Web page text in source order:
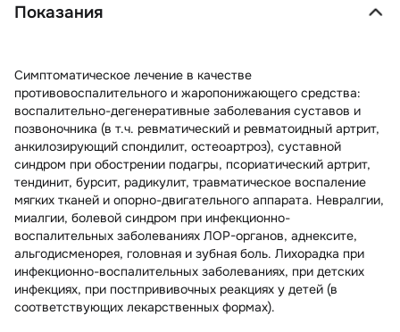
Показания
Симптоматическое лечение в качестве
противовоспалительного и жаропонижающего средства:
воспалительно-дегенеративные заболевания суставов и
позвоночника (в т.ч. ревматический и ревматоидный артрит,
анкилозирующий спондилит, остеоартроз), суставной
синдром при обострении подагры, псориатический артрит,
тендинит, бурсит, радикулит, травматическое воспаление
мягких тканей и опорно-двигательного аппарата. Невралгии,
миалгии, болевой синдром при инфекционно-
воспалительных заболеваниях ЛОР-органов, аднексите,
альгодисменорея, головная и зубная боль. Лихорадка при
инфекционно-воспалительных заболеваниях, при детских
инфекциях, при постпрививочных реакциях у детей (в
соответствующих лекарственных формах).